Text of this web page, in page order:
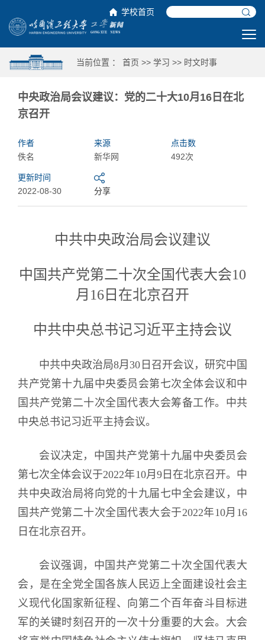
学校首页
当前位置 ： 首页 >> 学习 >> 时文时事
中央政治局会议建议：党的二十大10月16日在北
京召开
作者
佚名
来源
新华网
点击数
492次
更新时间
2022-08-30
分享
中共中央政治局会议建议
中国共产党第二十次全国代表大会10
月16日在北京召开
中共中央总书记习近平主持会议
中共中央政治局8月30日召开会议，研究中国
共产党第十九届中央委员会第七次全体会议和中
国共产党第二十次全国代表大会筹备工作。中共
中央总书记习近平主持会议。
会议决定，中国共产党第十九届中央委员会
第七次全体会议于2022年10月9日在北京召开。中
共中央政治局将向党的十九届七中全会建议，中
国共产党第二十次全国代表大会于2022年10月16
日在北京召开。
会议强调，中国共产党第二十次全国代表大
会，是在全党全国各族人民迈上全面建设社会主
义现代化国家新征程、向第二个百年奋斗目标进
军的关键时刻召开的一次十分重要的大会。大会